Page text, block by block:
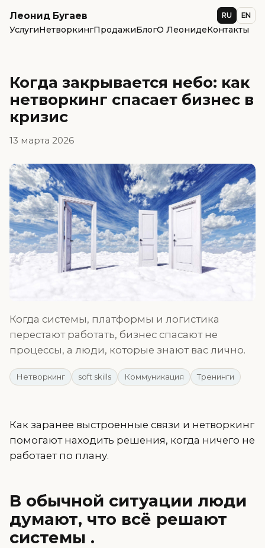
Леонид Бугаев
УслугиНетворкингПродажиБлогО ЛеонидеКонтакты
RU EN
Когда закрывается небо: как
нетворкинг спасает бизнес в
кризис
13 марта 2026
Когда системы, платформы и логистика
перестают работать, бизнес спасают не
процессы, а люди, которые знают вас лично.
Нетворкинг soft skills Коммуникация Тренинги
Как заранее выстроенные связи и нетворкинг
помогают находить решения, когда ничего не
работает по плану.
В обычной ситуации люди
думают, что всё решают
системы .